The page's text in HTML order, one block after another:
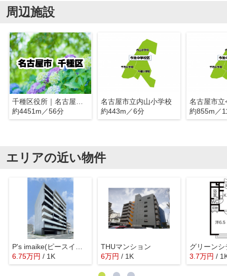
周辺施設
約4451m／56分
名古屋市立内山小学校
約443m／6分
名古屋市立
約855m／
エリアの近い物件
6.75万円 / 1K
THUマンション
6万円 / 1K
グリーンシ
3.7万円 /